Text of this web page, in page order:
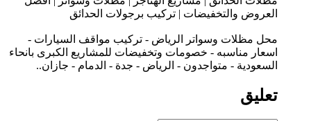
العروض والتخفيضات | تركيب برجولات الحدائق
محل مظلات وسواتر الرياض - تركيب مواقف السيارات -
اسعار مناسبه - خصومات وتخفيضات للمشاريع الكبرى بانحاء
السعودية - متواجدون - الرياض - جدة - الدمام - جازان..
تعليق